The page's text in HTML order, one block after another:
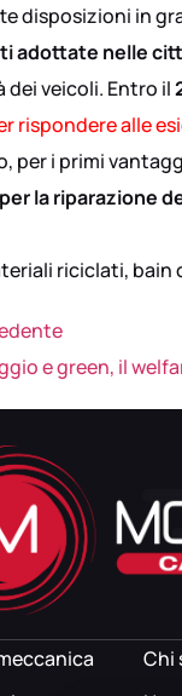
disposizioni in
adottate nelle
dei veicoli. Entro il
rispondere alle
per i primi
la riparazione
riciclati, bain
e green, il
Chi